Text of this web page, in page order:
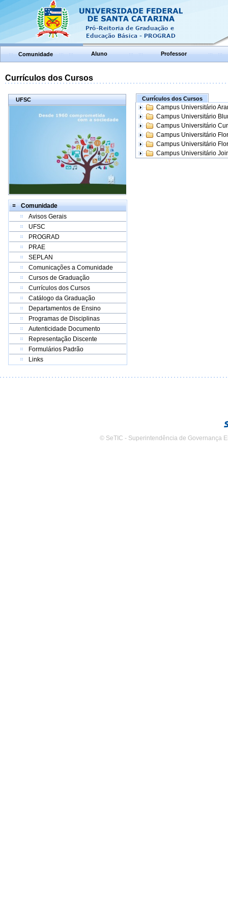
Comunidade Aluno Professor
Currículos dos Cursos
UFSC
Comunidade
Avisos Gerais
UFSC
PROGRAD
PRAE
SEPLAN
Comunicações a Comunidade
Cursos de Graduação
Currículos dos Cursos
Catálogo da Graduação
Departamentos de Ensino
Programas de Disciplinas
Autenticidade Documento
Representação Discente
Formulários Padrão
Links
Currículos dos Cursos
Campus Universitário
Campus Universitário
Campus Universitário
Campus Universitário
Campus Universitário
Campus Universitário
© SeTIC - Superintendência de Governança